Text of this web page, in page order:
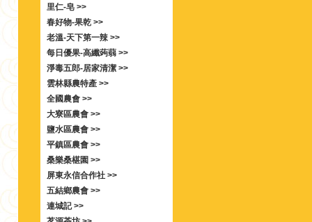
里仁-皂 >>
春好物-果乾 >>
老溫-天下第一辣 >>
每日優果-高纖蒟蒻 >>
淨毒五郎-居家清潔 >>
雲林縣農特產 >>
全國農會 >>
大寮區農會 >>
鹽水區農會 >>
平鎮區農會 >>
桑樂桑椹園 >>
屏東永信合作社 >>
五結鄉農會 >>
連城記 >>